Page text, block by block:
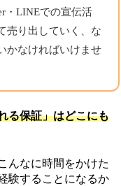
・LINEでの宣伝活
売り出していく、な
かなければいけませ
る保証」はどこにも
んなに時間をかけた
験することになるか